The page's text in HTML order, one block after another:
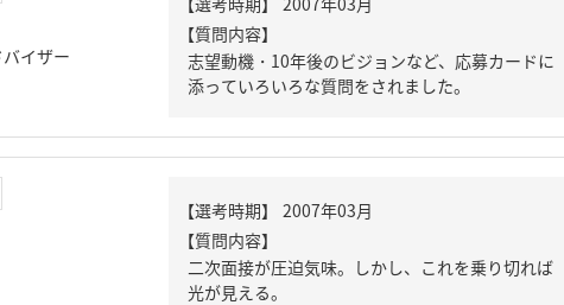
イザー
【質問内容】
志望動機・10年後のビジョンなど、応募カードに
添っていろいろな質問をされました。
【質問内容】
二次面接が圧迫気味。しかし、これを乗り切れば
光が見える。